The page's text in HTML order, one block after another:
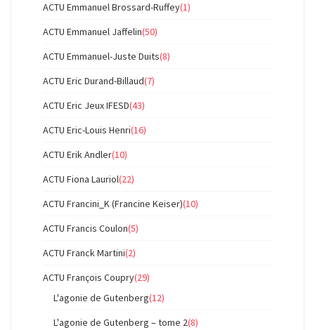
ACTU Emmanuel Brossard-Ruffey(1)
ACTU Emmanuel Jaffelin(50)
ACTU Emmanuel-Juste Duits(8)
ACTU Eric Durand-Billaud(7)
ACTU Eric Jeux IFESD(43)
ACTU Eric-Louis Henri(16)
ACTU Erik Andler(10)
ACTU Fiona Lauriol(22)
ACTU Francini_K (Francine Keiser)(10)
ACTU Francis Coulon(5)
ACTU Franck Martini(2)
ACTU François Coupry(29)
L'agonie de Gutenberg(12)
L'agonie de Gutenberg – tome 2(8)